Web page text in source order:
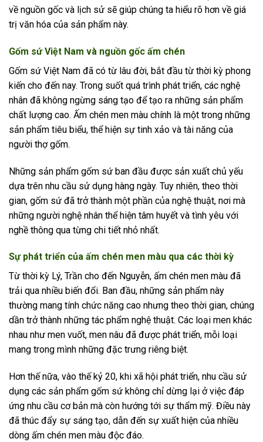
về nguồn gốc và lịch sử sẽ giúp chúng ta hiểu rõ hơn về giá
trị văn hóa của sản phẩm này.
Gốm sứ Việt Nam và nguồn gốc ấm chén
Gốm sứ Việt Nam đã có từ lâu đời, bắt đầu từ thời kỳ phong
kiến cho đến nay. Trong suốt quá trình phát triển, các nghệ
nhân đã không ngừng sáng tạo để tạo ra những sản phẩm
chất lượng cao. Ấm chén men màu chính là một trong những
sản phẩm tiêu biểu, thể hiện sự tinh xảo và tài năng của
người thợ gốm.
Những sản phẩm gốm sứ ban đầu được sản xuất chủ yếu
dựa trên nhu cầu sử dụng hàng ngày. Tuy nhiên, theo thời
gian, gốm sứ đã trở thành một phần của nghệ thuật, nơi mà
những người nghệ nhân thể hiện tâm huyết và tình yêu với
nghề thông qua từng chi tiết nhỏ nhất.
Sự phát triển của ấm chén men màu qua các thời kỳ
Từ thời kỳ Lý, Trần cho đến Nguyễn, ấm chén men màu đã
trải qua nhiều biến đổi. Ban đầu, những sản phẩm này
thường mang tính chức năng cao nhưng theo thời gian, chúng
dần trở thành những tác phẩm nghệ thuật. Các loại men khác
nhau như men vuốt, men nâu đã được phát triển, mỗi loại
mang trong mình những đặc trưng riêng biệt.
Hơn thế nữa, vào thế kỷ 20, khi xã hội phát triển, nhu cầu sử
dụng các sản phẩm gốm sứ không chỉ dừng lại ở việc đáp
ứng nhu cầu cơ bản mà còn hướng tới sự thẩm mỹ. Điều này
đã thúc đẩy sự sáng tạo, dẫn đến sự xuất hiện của nhiều
dòng ấm chén men màu độc đáo.